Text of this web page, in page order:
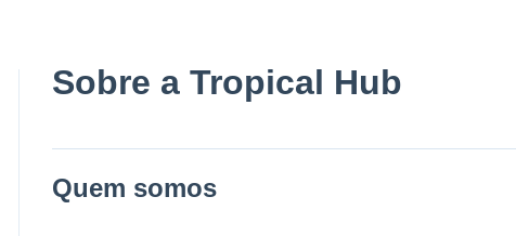
Sobre a Tropical Hub
Quem somos